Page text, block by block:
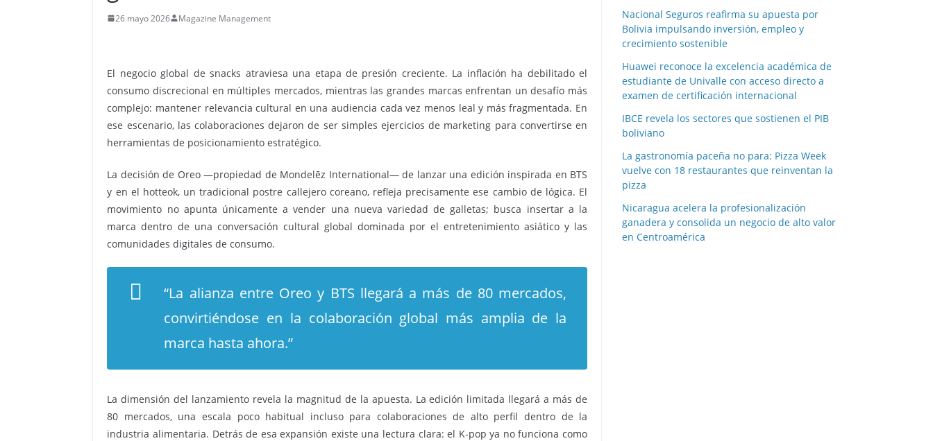
26 mayo 2026 Magazine Management
El negocio global de snacks atraviesa una etapa de presión creciente. La inflación ha debilitado el
consumo discrecional en múltiples mercados, mientras las grandes marcas enfrentan un desafío más
complejo: mantener relevancia cultural en una audiencia cada vez menos leal y más fragmentada. En
ese escenario, las colaboraciones dejaron de ser simples ejercicios de marketing para convertirse en
herramientas de posicionamiento estratégico.
La decisión de Oreo —propiedad de Mondelēz International— de lanzar una edición inspirada en BTS
y en el hotteok, un tradicional postre callejero coreano, refleja precisamente ese cambio de lógica. El
movimiento no apunta únicamente a vender una nueva variedad de galletas; busca insertar a la
marca dentro de una conversación cultural global dominada por el entretenimiento asiático y las
comunidades digitales de consumo.
“La alianza entre Oreo y BTS llegará a más de 80 mercados,
convirtiéndose en la colaboración global más amplia de la
marca hasta ahora.”
La dimensión del lanzamiento revela la magnitud de la apuesta. La edición limitada llegará a más de
80 mercados, una escala poco habitual incluso para colaboraciones de alto perfil dentro de la
industria alimentaria. Detrás de esa expansión existe una lectura clara: el K-pop ya no funciona como
Nacional Seguros reafirma su apuesta por
Bolivia impulsando inversión, empleo y
crecimiento sostenible
Huawei reconoce la excelencia académica de
estudiante de Univalle con acceso directo a
examen de certificación internacional
IBCE revela los sectores que sostienen el PIB
boliviano
La gastronomía paceña no para: Pizza Week
vuelve con 18 restaurantes que reinventan la
pizza
Nicaragua acelera la profesionalización
ganadera y consolida un negocio de alto valor
en Centroamérica